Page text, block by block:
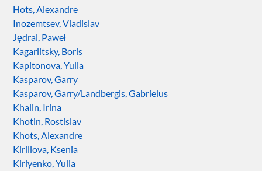
Hots, Alexandre
Inozemtsev, Vladislav
Jędral, Paweł
Kagarlitsky, Boris
Kapitonova, Yulia
Kasparov, Garry
Kasparov, Garry/Landbergis, Gabrielus
Khalin, Irina
Khotin, Rostislav
Khots, Alexandre
Kirillova, Ksenia
Kiriyenko, Yulia